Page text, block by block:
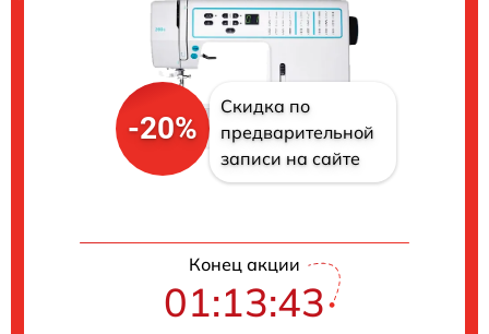
-20%
Скидка по
предварительной
записи на сайте
Конец акции
01:13:42